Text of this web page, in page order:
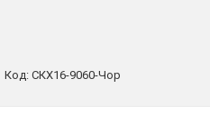
Код: СКХ16-9060-Чор